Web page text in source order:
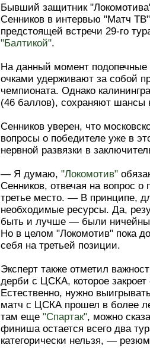
Бывший защитник
Сенников в интервью "Матч
предстоящей встречи 29-го
"Балтикой".
На данный момент подопечные
очками удерживают за собой
чемпионата. Однако
(46 баллов), сохраняют шансы
Сенников уверен, что
вопросы о победителе уже в
нервной развязки в
— Я думаю, "Локомотив"
Сенников, отвечая на вопрос о
третье место. — В принципе,
необходимые ресурсы. Да,
быть и лучше — были
Но в целом "Локомотив" пока
себя на третьей позиции.
Эксперт также отметил
дерби с ЦСКА, которое
Естественно, нужно
матч с ЦСКА прошел в более
там еще "Спартак", можно
финиша остается всего два
категорически нельзя, —